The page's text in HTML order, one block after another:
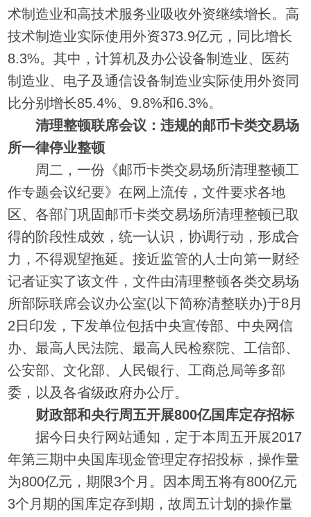
术制造业和高技术服务业吸收外资继续增长。高
技术制造业实际使用外资373.9亿元，同比增长
8.3%。其中，计算机及办公设备制造业、医药
制造业、电子及通信设备制造业实际使用外资同
比分别增长85.4%、9.8%和6.3%。
清理整顿联席会议：违规的邮币卡类交易场
所一律停业整顿
周二，一份《邮币卡类交易场所清理整顿工
作专题会议纪要》在网上流传，文件要求各地
区、各部门巩固邮币卡类交易场所清理整顿已取
得的阶段性成效，统一认识，协调行动，形成合
力，不得观望拖延。接近监管的人士向第一财经
记者证实了该文件，文件由清理整顿各类交易场
所部际联席会议办公室(以下简称清整联办)于8月
2日印发，下发单位包括中央宣传部、中央网信
办、最高人民法院、最高人民检察院、工信部、
公安部、文化部、人民银行、工商总局等多部
委，以及各省级政府办公厅。
财政部和央行周五开展800亿国库定存招标
据今日央行网站通知，定于本周五开展2017
年第三期中央国库现金管理定存招投标，操作量
为800亿元，期限3个月。因本周五将有800亿元
3个月期的国库定存到期，故周五计划的操作量